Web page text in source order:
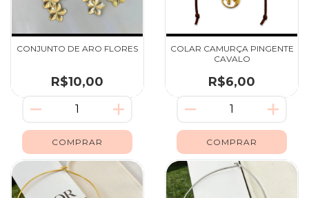
CONJUNTO DE ARO FLORES
R$10,00
COLAR CAMURÇA PINGENTE
CAVALO
R$6,00